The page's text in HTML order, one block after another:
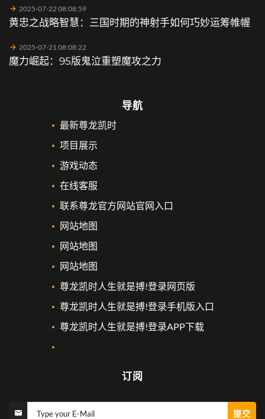
2025-07-22 08:08:59
黄忠之战略智慧：三国时期的神射手如何巧妙运筹帷幄
2025-07-21 08:08:22
魔力崛起：95版鬼泣重塑魔攻之力
导航
最新尊龙凯时
项目展示
游戏动态
在线客服
联系尊龙官方网站官网入口
网站地图
网站地图
网站地图
尊龙凯时人生就是搏!登录网页版
尊龙凯时人生就是搏!登录手机版入口
尊龙凯时人生就是搏!登录APP下载
订阅
Type your E-Mail 提交